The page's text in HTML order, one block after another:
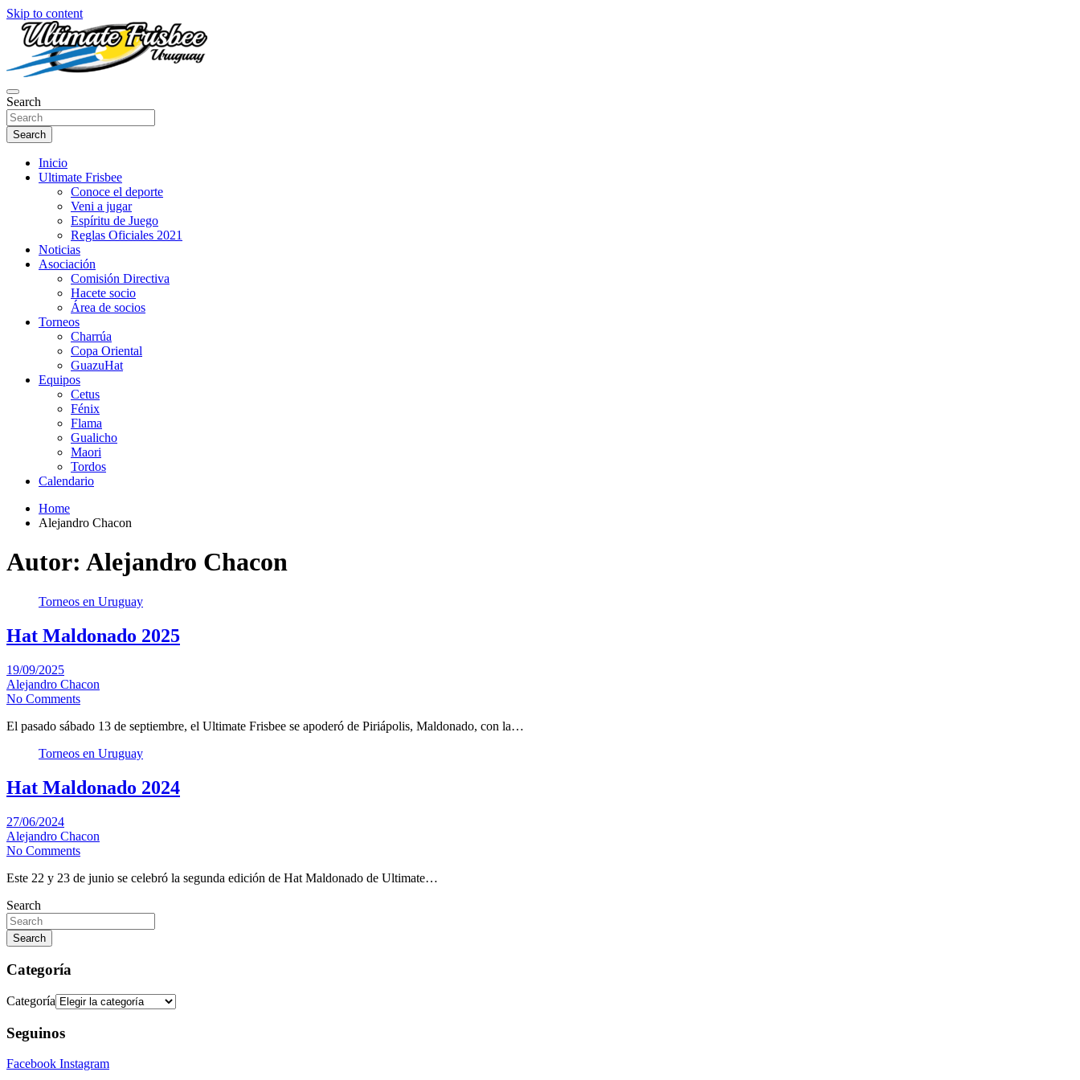
Skip to content
Ultimate Frisbee Uruguay
Página oficial de Ultimate Frisbee Uruguay! Aquí encontraras información sobre el Ultimate y nuestras actividades en nuestro país!
Search
Search
Inicio
Ultimate Frisbee
Conoce el deporte
Veni a jugar
Espíritu de Juego
Reglas Oficiales 2021
Noticias
Asociación
Comisión Directiva
Hacete socio
Área de socios
Torneos
Charrúa
Copa Oriental
GuazuHat
Equipos
Cetus
Fénix
Flama
Gualicho
Maori
Tordos
Calendario
Home
Alejandro Chacon
Autor: Alejandro Chacon
Torneos en Uruguay
Hat Maldonado 2025
19/09/2025
Alejandro Chacon
No Comments
El pasado sábado 13 de septiembre, el Ultimate Frisbee se apoderó de Piriápolis, Maldonado, con la…
Torneos en Uruguay
Hat Maldonado 2024
27/06/2024
Alejandro Chacon
No Comments
Este 22 y 23 de junio se celebró la segunda edición de Hat Maldonado de Ultimate…
Search
Search
Categoría
Categoría
Seguinos
Facebook Instagram